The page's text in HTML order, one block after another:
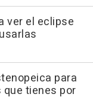
ver el eclipse
para
tienes por